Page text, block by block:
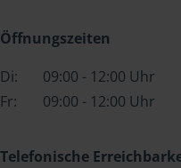
Öffnungszeiten
Di:
09:00 - 12:00 Uhr
Fr:
09:00 - 12:00 Uhr
Telefonische